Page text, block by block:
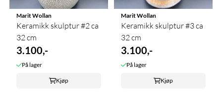
Marit Wollan
Keramikk skulptur #2 ca
32 cm
3.100,-
På lager
Kjøp
Marit Wollan
Keramikk skulptur #3 ca
32 cm
3.100,-
På lager
Kjøp